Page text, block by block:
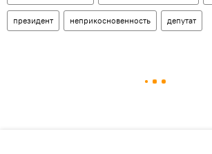
президент неприкосновенность депутат